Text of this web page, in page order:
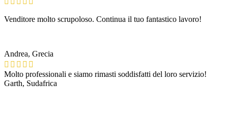
Venditore molto scrupoloso. Continua il tuo fantastico lavoro!
Andrea, Grecia
Molto professionali e siamo rimasti soddisfatti del loro servizio!
Garth, Sudafrica